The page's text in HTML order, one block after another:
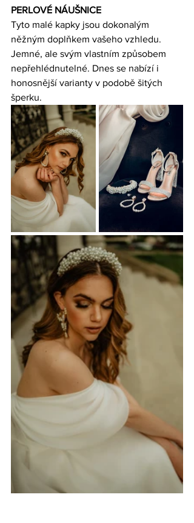
PERLOVÉ NÁUŠNICE
Tyto malé kapky jsou dokonalým
něžným doplňkem vašeho vzhledu.
Jemné, ale svým vlastním způsobem
nepřehlédnutelné. Dnes se nabízí i
honosnější varianty v podobě šitých
šperku.